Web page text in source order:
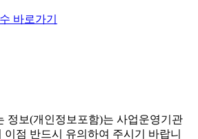
바로가기
정보(개인정보포함)는 사업운영기관
이점 반드시 유의하여 주시기 바랍니